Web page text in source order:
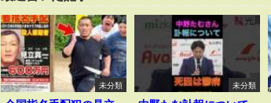
未分類 未分類